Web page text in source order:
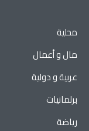
محلية
مال و أعمال
عربية و دولية
برلمانيات
رياضة